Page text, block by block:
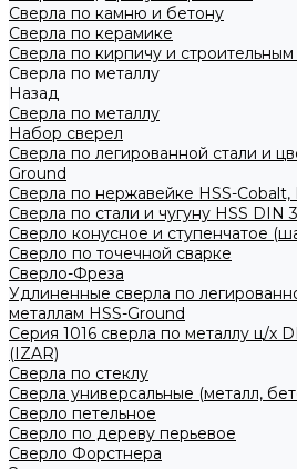
Сверла по камню и бетону
Сверла по керамике
Сверла по кирпичу и
Сверла по металлу
Назад
Сверла по металлу
Набор сверел
Сверла по легированной стали и
Ground
Сверла по нержавейке HSS-Cobalt,
Сверла по стали и чугуну HSS DIN
Сверло конусное и ступенчатое
Сверло по точечной сварке
Сверло-Фреза
Удлиненные сверла по
металлам HSS-Ground
Серия 1016 сверла по металлу ц/х
(IZAR)
Сверла по стеклу
Сверла универсальные (металл,
Сверло петельное
Сверло по дереву перьевое
Сверло Форстнера